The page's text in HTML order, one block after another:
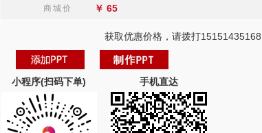
商城价 ￥ 65
获取优惠价格，请拨打15151435168
小程序(扫码下单) 手机直达